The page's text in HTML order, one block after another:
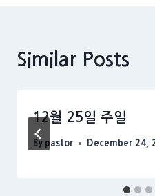
Similar Posts
12월 25일 주일
By pastor December 24,